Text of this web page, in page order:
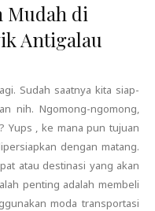
Mudah di
Antigalau
Sudah saatnya kita siap-
nih. Ngomong-ngomong,
Yups , ke mana pun tujuan
dengan matang.
atau destinasi yang akan
penting adalah membeli
moda transportasi